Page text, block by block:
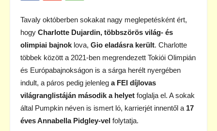
Tavaly októberben sokakat nagy meglepetésként ért,
hogy Charlotte Dujardin, többszörös világ- és
olimpiai bajnok lova, Gio eladásra került. Charlotte
többek között a 2021-ben megrendezett Tokiói Olimpián
és Európabajnokságon is a sárga herélt nyergében
indult, a páros pedig jelenleg a FEI díjlovas
világranglistáján második a helyet foglalja el. A sokak
által Pumpkin néven is ismert ló, karrierjét innentől a 17
éves Annabella Pidgley-vel folytatja.